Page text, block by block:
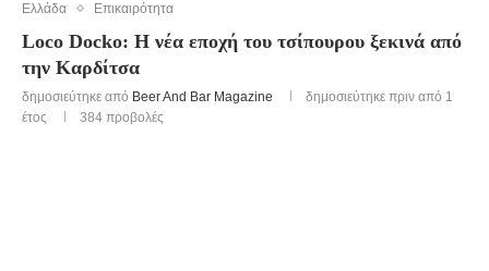
Ελλάδα Επικαιρότητα
Loco Docko: Η νέα εποχή του τσίπουρου ξεκινά από
την Καρδίτσα
δημοσιεύτηκε από Beer And Bar Magazine
δημοσιεύτηκε πριν από 1
έτος
384 προβολές